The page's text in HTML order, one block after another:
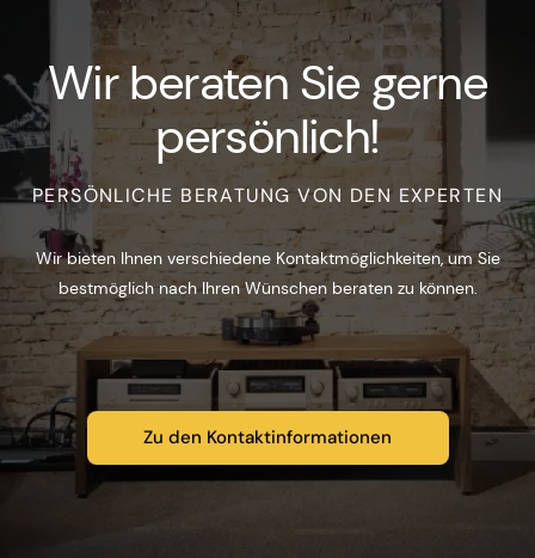
Wir beraten Sie gerne
persönlich!
PERSÖNLICHE BERATUNG VON DEN EXPERTEN
Wir bieten Ihnen verschiedene Kontaktmöglichkeiten, um Sie
bestmöglich nach Ihren Wünschen beraten zu können.
Zu den Kontaktinformationen